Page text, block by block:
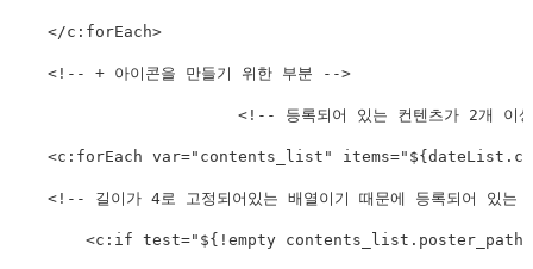
</c: forEach>
<!-- + 아이콘을 만들기 위한 부분 -->
<!-- 등록되어 있는 컨텐츠가 2개 이
<c: forEach var=" contents_list " items="
<!-- 길이가 4로 고정되어있는 배열이기 때문에 등록되어 있는
<c: if test=" ${!empty contents_list.poster_path